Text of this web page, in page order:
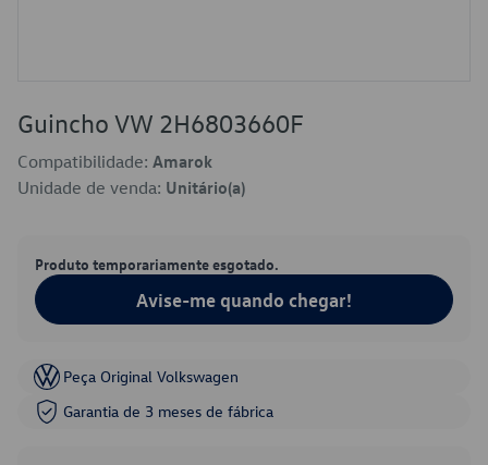
Guincho VW 2H6803660F
Compatibilidade: Amarok
Unidade de venda: Unitário(a)
Produto temporariamente esgotado.
Avise-me quando chegar!
Peça Original Volkswagen
Garantia de 3 meses de fábrica